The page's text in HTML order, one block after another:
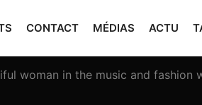
CONTACT MÉDIAS ACTU
woman in the music and